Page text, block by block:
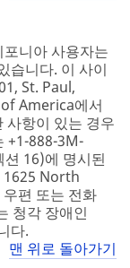
니아 사용자는
습니다. 이 사이
St. Paul,
America에서
사항이 있는 경우
+1-888-3M-
션 16)에 명시된
1625 North
편 또는 전화
청각 장애인
다.
맨 위로 돌아가기